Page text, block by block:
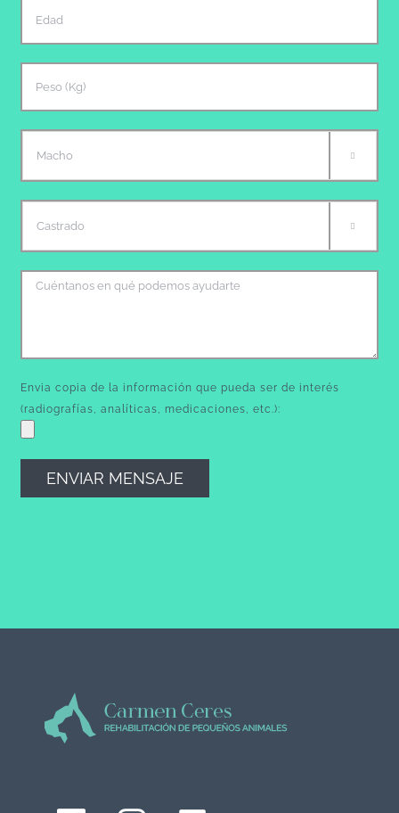


Envia copia de la información que pueda ser de interés
(radiografías, analíticas, medicaciones, etc.):